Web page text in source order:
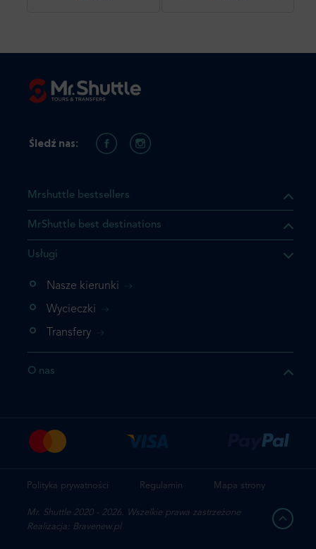
którego szukasz jest już
nie chcesz dodawać go
Mrshuttle bestsellers
MrShuttle best destinations
Usługi
Nasze kierunki
Wycieczki
Transfery
O nas
Śledź nas:
Polityka prywatności Regulamin Mapa strony
Mr. Shuttle 2020 - 2026. Wszelkie prawa zastrzeżone
Realizacja: Bravenew.pl